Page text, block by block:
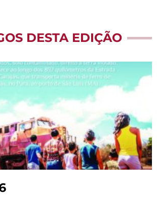
DESTA EDIÇÃO